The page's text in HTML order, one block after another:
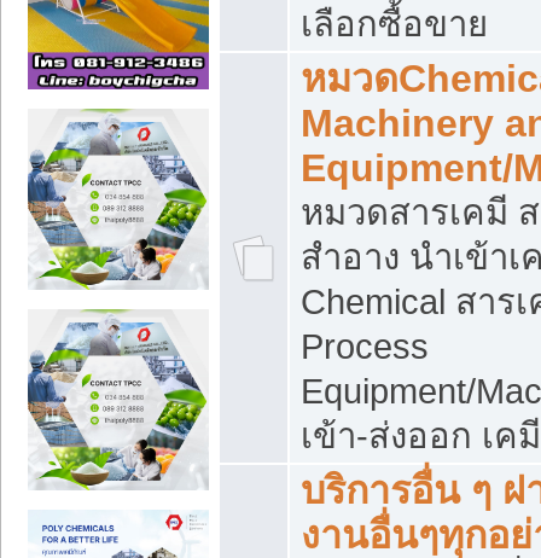
เลือกซื้อขาย
หมวด
Machinery
Equipment/
หมวดสารเคมี
สำอาง นำเข้
Chemical สาร
Process
Equipment/
เข้า-ส่งออก เ
บริการอื่น ๆ
งานอื่นๆทุกอ